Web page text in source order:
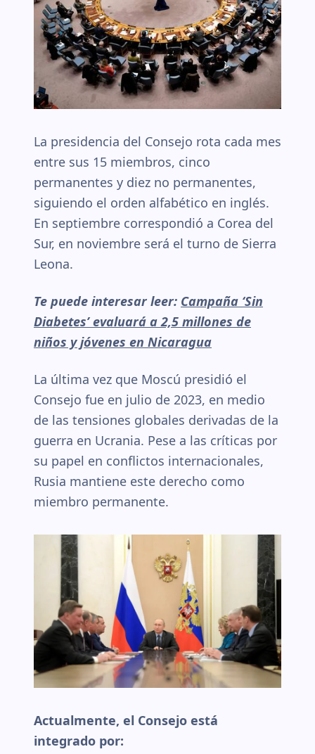
La presidencia del Consejo rota cada mes
entre sus 15 miembros, cinco
permanentes y diez no permanentes,
siguiendo el orden alfabético en inglés.
En septiembre correspondió a Corea del
Sur, en noviembre será el turno de Sierra
Leona.
Te puede interesar leer: Campaña ‘Sin
Diabetes’ evaluará a 2,5 millones de
niños y jóvenes en Nicaragua
La última vez que Moscú presidió el
Consejo fue en julio de 2023, en medio
de las tensiones globales derivadas de la
guerra en Ucrania. Pese a las críticas por
su papel en conflictos internacionales,
Rusia mantiene este derecho como
miembro permanente.
Actualmente, el Consejo está
integrado por: